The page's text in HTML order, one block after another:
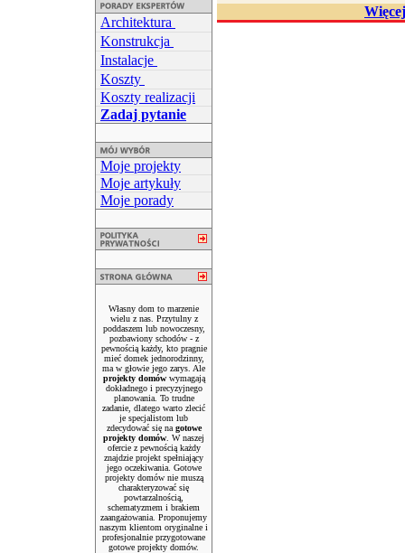
Architektura
Konstrukcja
Instalacje
Koszty
Koszty realizacji
Zadaj pytanie
Moje projekty
Moje artykuły
Moje porady
Własny dom to marzenie
wielu z nas. Przytulny z
poddaszem lub nowoczesny,
pozbawiony schodów - z
pewnością każdy, kto pragnie
mieć domek jednorodzinny,
ma w głowie jego zarys. Ale
projekty domówwymagają
dokładnego i precyzyjnego
planowania. To trudne
zadanie, dlatego warto zlecić
je specjalistom lub
zdecydować się na gotowe
projekty domów . W naszej
ofercie z pewnością każdy
znajdzie projekt spełniający
jego oczekiwania. Gotowe
projekty domów nie muszą
charakteryzować się
powtarzalnością,
schematyzmem i brakiem
zaangażowania. Proponujemy
naszym klientom oryginalne i
profesjonalnie przygotowane
gotowe projekty domów.